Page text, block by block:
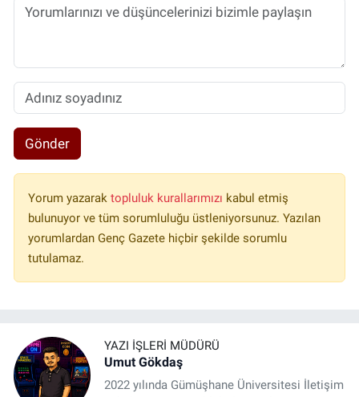
Gönder
Yorum yazarak topluluk kurallarımızı kabul etmiş
bulunuyor ve tüm sorumluluğu üstleniyorsunuz. Yazılan
yorumlardan Genç Gazete hiçbir şekilde sorumlu
tutulamaz.
YAZI İŞLERI MÜDÜRÜ
Umut Gökdaş
2022 yılında Gümüşhane Üniversitesi İletişim